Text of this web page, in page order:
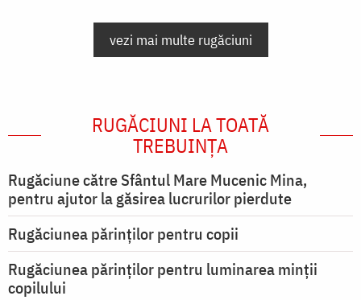
vezi mai multe rugăciuni
RUGĂCIUNI LA TOATĂ
TREBUINȚA
Rugăciune către Sfântul Mare Mucenic Mina,
pentru ajutor la găsirea lucrurilor pierdute
Rugăciunea părinților pentru copii
Rugăciunea părinților pentru luminarea minţii
copilului